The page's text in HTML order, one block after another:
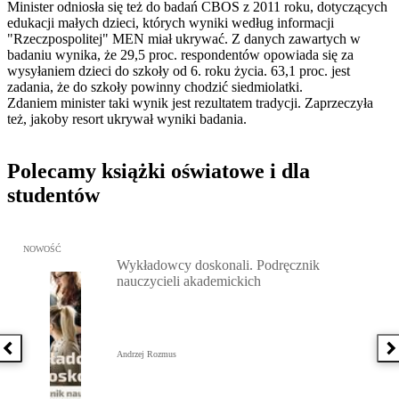
Minister odniosła się też do badań CBOS z 2011 roku, dotyczących
edukacji małych dzieci, których wyniki według informacji
"Rzeczpospolitej" MEN miał ukrywać. Z danych zawartych w
badaniu wynika, że 29,5 proc. respondentów opowiada się za
wysyłaniem dzieci do szkoły od 6. roku życia. 63,1 proc. jest
zadania, że do szkoły powinny chodzić siedmiolatki.
Zdaniem minister taki wynik jest rezultatem tradycji. Zaprzeczyła
też, jakoby resort ukrywał wyniki badania.
Polecamy książki oświatowe i dla
studentów
Poprzednia książka
Przejdź do: Wykładowcy doskonali. Podręcznik nauczycieli
NOWOŚĆ
Wykładowcy doskonali. Podręcznik
nauczycieli akademickich
Andrzej Rozmus